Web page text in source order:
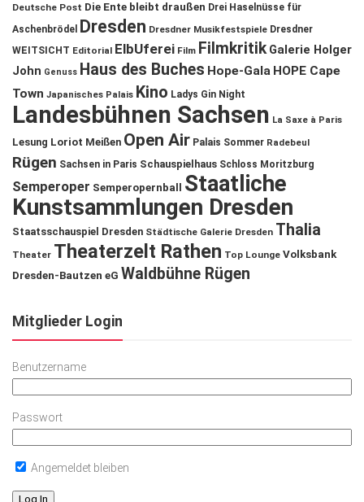
Deutsche Post Die Ente bleibt draußen Drei Haselnüsse für
Aschenbrödel
Dresden Dresdner Musikfestspiele Dresdner
WEITSICHT Editorial ElbUferei Film Filmkritik Galerie Holger
John Genuss Haus des Buches Hope-Gala HOPE Cape
Town Japanisches Palais Kino Ladys Gin Night
Landesbühnen Sachsen La Saxe à Paris
Lesung Loriot Meißen Open Air Palais Sommer Radebeul
Rügen Sachsen in Paris Schauspielhaus Schloss Moritzburg
Semperoper Semperopernball
Staatliche
Kunstsammlungen Dresden
Staatsschauspiel Dresden Städtische Galerie Dresden Thalia
Theater Theaterzelt Rathen Top Lounge Volksbank
Dresden-Bautzen eG Waldbühne Rügen
Mitglieder Login
Benutzername
Passwort
Angemeldet bleiben